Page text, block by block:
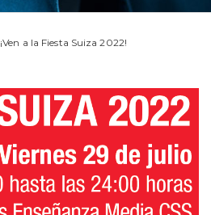
¡Ven a la Fiesta Suiza 2022!